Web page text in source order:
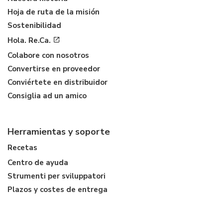
Hoja de ruta de la misión
Sostenibilidad
Hola. Re.Ca.
Colabore con nosotros
Convertirse en proveedor
Conviértete en distribuidor
Consiglia ad un amico
Herramientas y soporte
Recetas
Centro de ayuda
Strumenti per sviluppatori
Plazos y costes de entrega